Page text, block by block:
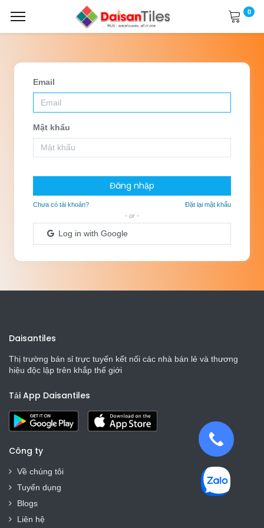
0
Email
Mật khẩu
Đăng nhập
Chưa có tài khoản?
Đặt lại mật khẩu
- or -
Log in with Google
Daisantiles
Thị trường bán sỉ trực tuyến kết nối các nhà bán lẻ và thương
hiệu độc lập trên khắp thế giới
Tải App Daisantiles
Công ty
Về chúng tôi
Tuyển dụng
Blogs
Liên hệ